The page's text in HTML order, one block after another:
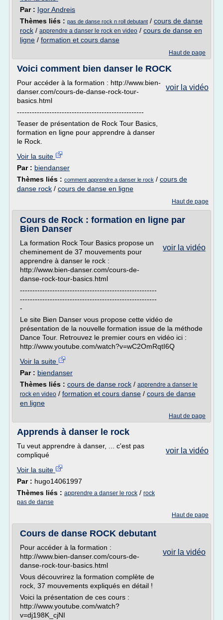
Par : Igor Andreis
Thèmes liés : pas de danse rock n roll debutant / cours de danse
rock / apprendre a danser le rock en video / cours de danse en
ligne / formation et cours danse
Haut de page
Voici comment bien danser le ROCK
voir la vidéo
Pour accéder à la formation : http://www.bien-
danser.com/cours-de-danse-rock-tour-
basics.html
---------------------------------------------------
Teaser de présentation de Rock Tour Basics,
formation en ligne pour apprendre à danser
le Rock.
Voir la suite
Par : biendanser
Thèmes liés : comment apprendre a danser le rock / cours de
danse rock / cours de danse en ligne
Haut de page
Cours de Rock : formation en ligne par
Bien Danser
voir la vidéo
La formation Rock Tour Basics propose un
cheminement de 37 mouvements pour
apprendre à danser le rock :
http://www.bien-danser.com/cours-de-
danse-rock-tour-basics.html
-------------------------------------------------------
-------------------------------------------------------
-
Le site Bien Danser vous propose cette vidéo de
présentation de la nouvelle formation issue de la méthode
Dance Tour. Retrouvez le premier cours en vidéo ici :
http://www.youtube.com/watch?v=wC2OmRqtI6Q
Voir la suite
Par : biendanser
Thèmes liés : cours de danse rock / apprendre a danser le
rock en video / formation et cours danse / cours de danse
en ligne
Haut de page
Apprends à danser le rock
voir la vidéo
Tu veut apprendre à danser, ... c'est pas
compliqué
Voir la suite
Par : hugo14061997
Thèmes liés : apprendre a danser le rock / rock
pas de danse
Haut de page
Cours de danse ROCK debutant
voir la vidéo
Pour accéder à la formation :
http://www.bien-danser.com/cours-de-
danse-rock-tour-basics.html
Vous découvrirez la formation complète de
rock, 37 mouvements expliqués en détail !
Voici la présentation de ces cours :
http://www.youtube.com/watch?
v=dj198K_cjNI